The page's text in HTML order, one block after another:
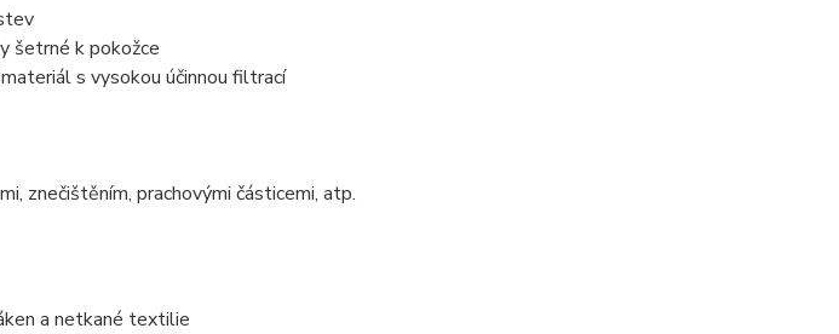
šetrné k pokožce
s vysokou účinnou filtrací
znečištěním, prachovými částicemi, atp.
a netkané textilie